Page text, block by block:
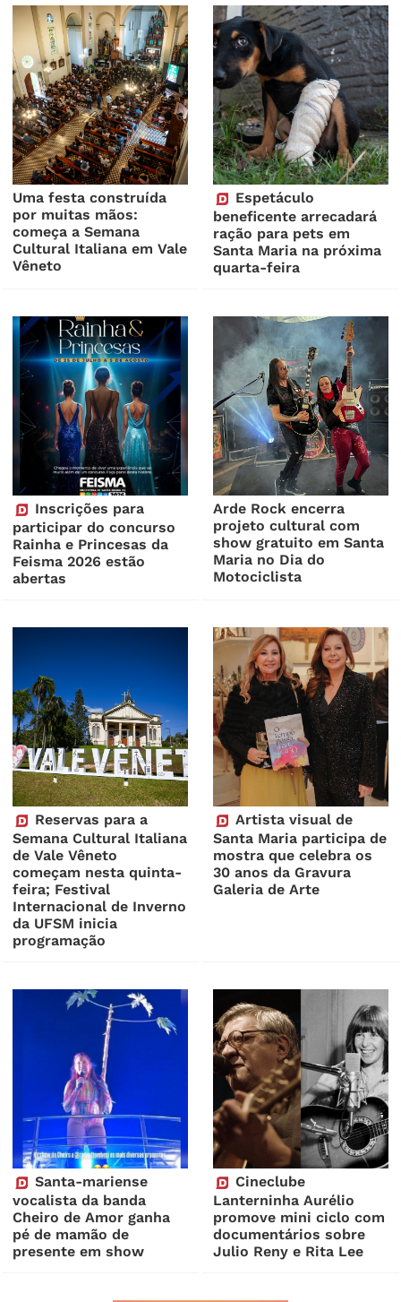
Uma festa construída
por muitas mãos:
começa a Semana
Cultural Italiana em Vale
Vêneto
Espetáculo
beneficente arrecadará
ração para pets em
Santa Maria na próxima
quarta-feira
Inscrições para
participar do concurso
Rainha e Princesas da
Feisma 2026 estão
abertas
Arde Rock encerra
projeto cultural com
show gratuito em Santa
Maria no Dia do
Motociclista
Reservas para a
Semana Cultural Italiana
de Vale Vêneto
começam nesta quinta-
feira; Festival
Internacional de Inverno
da UFSM inicia
programação
Artista visual de
Santa Maria participa de
mostra que celebra os
30 anos da Gravura
Galeria de Arte
Santa-mariense
vocalista da banda
Cheiro de Amor ganha
pé de mamão de
presente em show
Cineclube
Lanterninha Aurélio
promove mini ciclo com
documentários sobre
Julio Reny e Rita Lee